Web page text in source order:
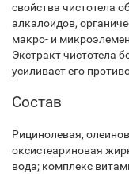
свойства чистотела
алкалоидов,
макро- и
Экстракт чистотела
усиливает его
Состав
Рицинолевая,
оксистеариновая
вода; комплекс